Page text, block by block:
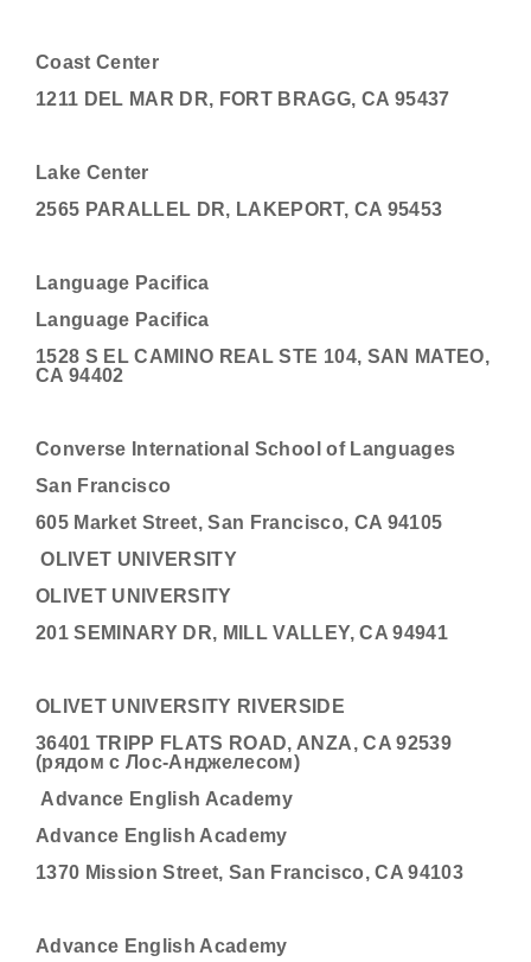
Coast Center
1211 DEL MAR DR, FORT BRAGG, CA 95437
Lake Center
2565 PARALLEL DR, LAKEPORT, CA 95453
Language Pacifica
Language Pacifica
1528 S EL CAMINO REAL STE 104, SAN MATEO,
CA 94402
Converse International School of Languages
San Francisco
605 Market Street, San Francisco, CA 94105
OLIVET UNIVERSITY
OLIVET UNIVERSITY
201 SEMINARY DR, MILL VALLEY, CA 94941
OLIVET UNIVERSITY RIVERSIDE
36401 TRIPP FLATS ROAD, ANZA, CA 92539
(рядом с Лос-Анджелесом)
Advance English Academy
Advance English Academy
1370 Mission Street, San Francisco, CA 94103
Advance English Academy